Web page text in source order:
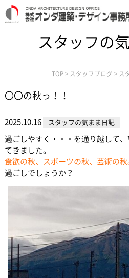
スタッフの
TOP > スタッフブログ > ス
〇〇の秋っ！！
2025.10.16 スタッフの気まま日記
過ごしやすく・・・を通り越して
てきました。
食欲の秋、スポーツの秋、芸術の秋
過ごしでしょうか？